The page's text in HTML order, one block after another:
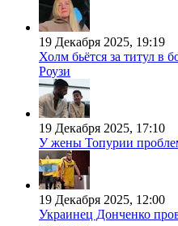
19 Декабря 2025, 19:19
Холм бьётся за титул в
Роузи
19 Декабря 2025, 17:10
У жены Топурии
19 Декабря 2025, 12:00
Украинец Донченко